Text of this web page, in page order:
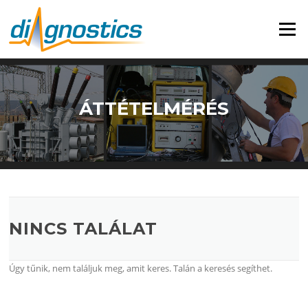
tartalomra
Menü
ÁTTÉTELMÉRÉS
NINCS TALÁLAT
Úgy tűnik, nem találjuk meg, amit keres. Talán a keresés segíthet.